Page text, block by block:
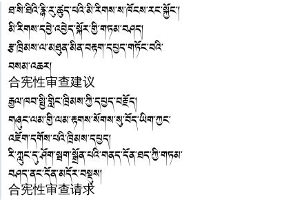
ཐ་སི་ཐིའི་རྙི་རུ་ཚུད་པའི་མི་རིགས་ས་ཁོངས་རང་སྐྱོང་།
མི་རིགས་དབྱེ་འབྱེད་སྐོར་གྱི་གཏམ་བཤད།
རྩ་ཁྲིམས་ལ་མཐུན་མིན་བརྟག་དཔྱད་གཏོང་བའི་
བསམ་འཆར།
合宪性审查建议
རྒྱལ་ཁབ་སྤྱི་གླིང་ཁྲིམས་ཀྱི་དཔྱད་བརྗོད།
གཞུང་ལམ་གྱི་ལམ་རྟགས་སོགས་སུ་བོད་ཡིག་ཀྱང་
འཇོག་དགོས་པའི་ཁྲིམས་དཔྱད།
རི་ཀླུང་དུ་ཤོག་སྦག་སྒྲོན་པའི་གནད་དོན་ཐད་ཀྱི་གཏམ་
བཤད་ནང་དོན་མདོར་བསྡུས།
合宪性审查请求